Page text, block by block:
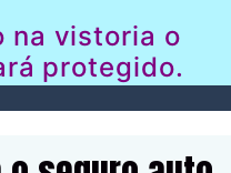
na vistoria o
protegido.